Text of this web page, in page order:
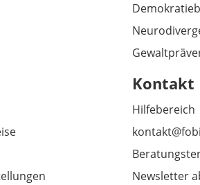
Kontakt
Hilfebereich
Newsletter